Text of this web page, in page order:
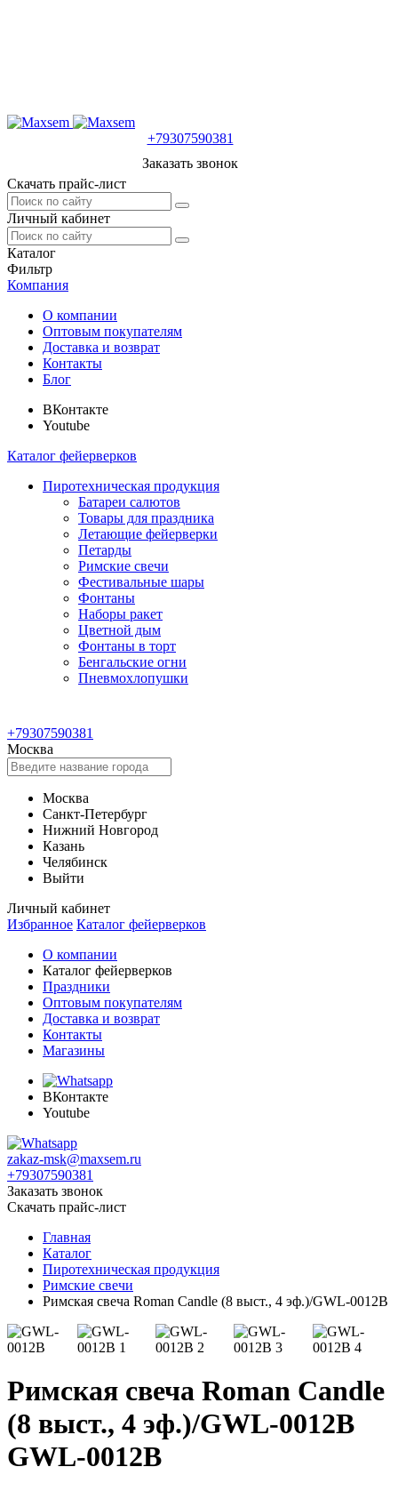
+79307590381
Заказать звонок
Скачать прайс-лист
Личный кабинет
Каталог
Фильтр
Компания
О компании
Оптовым покупателям
Доставка и возврат
Контакты
Блог
ВКонтакте
Youtube
Каталог фейерверков
Пиротехническая продукция
Батареи салютов
Товары для праздника
Летающие фейерверки
Петарды
Римские свечи
Фестивальные шары
Фонтаны
Наборы ракет
Цветной дым
Фонтаны в торт
Бенгальские огни
Пневмохлопушки
+79307590381
Москва
Москва
Санкт-Петербург
Нижний Новгород
Казань
Челябинск
Выйти
Личный кабинет
Избранное Каталог фейерверков
О компании
Каталог фейерверков
Праздники
Оптовым покупателям
Доставка и возврат
Контакты
Магазины
ВКонтакте
Youtube
zakaz-msk@maxsem.ru
+79307590381
Заказать звонок
Скачать прайс-лист
Главная
Каталог
Пиротехническая продукция
Римские свечи
Римская свеча Roman Candle (8 выст., 4 эф.)/GWL-0012B
Римская свеча Roman Candle
(8 выст., 4 эф.)/GWL-0012B
GWL-0012B